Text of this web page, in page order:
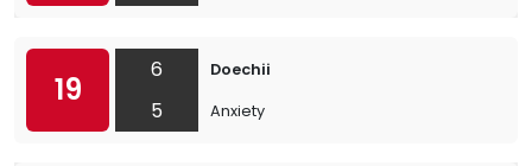
19
6
5
Doechii
Anxiety